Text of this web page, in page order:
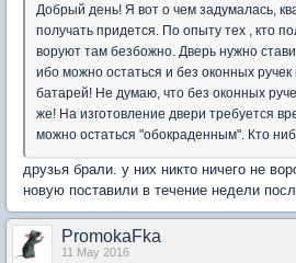
Добрый день! Я вот о чем задумалась,
получать придется. По опыту тех , кто
воруют там безбожно. Дверь нужно
ибо можно остаться и без оконных ручек
батарей! Не думаю, что без оконных
же! На изготовление двери требуется
можно остаться "обокраденным". Кто
друзья брали. у них никто ничего не
новую поставили в течение недели
PromokaFka
11 May 2016